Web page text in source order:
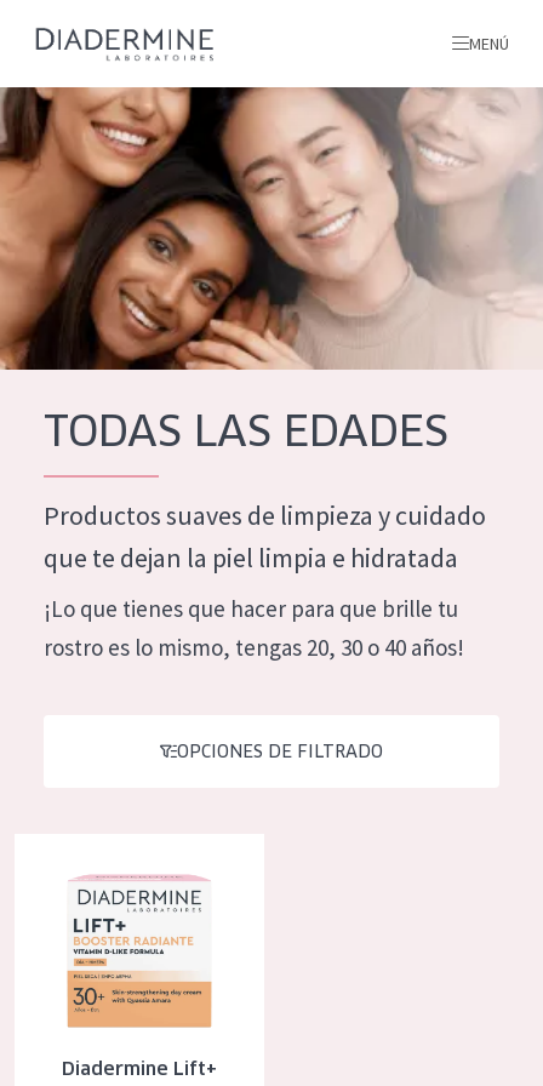
TIPO DE PRODUCTO
Hidratación y luminosidad
Reducción de arrugas
Regeneración
Piel menopáusica
Crema de noche
Crema de ojos
Sérum
TODOS NUESTROS
PRODUCTOS
todos nuestros productos
MENÚ
INICIO
INGREDIENTES
MÁS SOBRE NOSOTROS
INSPIRACIÓN
contacto
French
German
Spanish
TODAS LAS EDADES
Productos suaves de limpieza y cuidado
que te dejan la piel limpia e hidratada
¡Lo que tienes que hacer para que brille tu
rostro es lo mismo, tengas 20, 30 o 40 años!
OPCIONES DE FILTRADO
Diadermine Lift+